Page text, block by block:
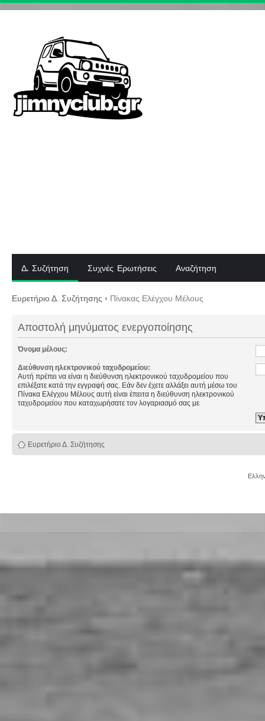
Δ. Συζήτηση Συχνές Ερωτήσεις Αναζήτηση
Ευρετήριο Δ. Συζήτησης ‹ Πίνακας Ελέγχου Μέλους
Αποστολή μηνύματος ενεργοποίησης
Όνομα μέλους:
Διεύθυνση ηλεκτρονικού ταχυδρομείου:
Αυτή πρέπει να είναι η διεύθυνση ηλεκτρονικού ταχυδρομείου που
επιλέξατε κατά την εγγραφή σας. Εάν δεν έχετε αλλάξει αυτή μέσω του
Πίνακα Ελέγχου Μέλους αυτή είναι έπειτα η διεύθυνση ηλεκτρονικού
ταχυδρομείου που καταχωρήσατε τον λογαριασμό σας με
Ευρετήριο Δ. Συζήτησης